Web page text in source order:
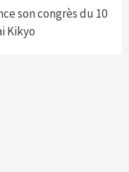
son congrès du 10
Kikyo